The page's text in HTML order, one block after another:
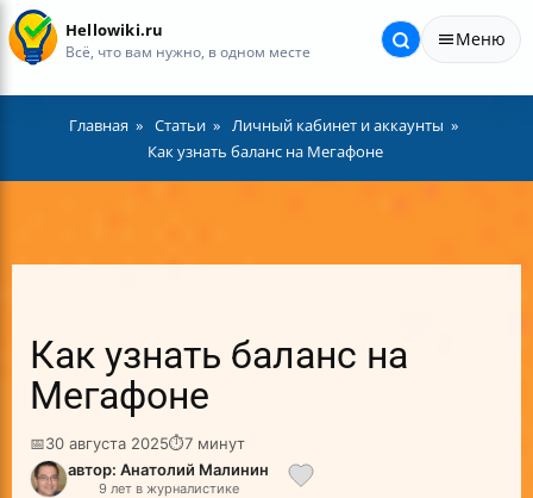
Hellowiki.ru
Всё, что вам нужно, в одном месте
Меню
Главная Статьи
Личный кабинет и аккаунты
Как узнать баланс на Мегафоне
Как узнать баланс на
Мегафоне
📅30 августа 2025⏱7 минут
автор: Анатолий Малинин
9 лет в журналистике